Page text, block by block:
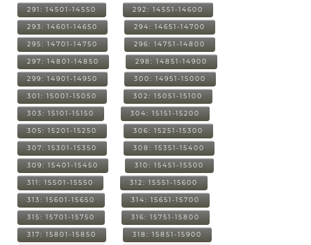
291: 14501-14550 292: 14551-14600
293: 14601-14650 294: 14651-14700
295: 14701-14750 296: 14751-14800
297: 14801-14850 298: 14851-14900
299: 14901-14950 300: 14951-15000
301: 15001-15050 302: 15051-15100
303: 15101-15150 304: 15151-15200
305: 15201-15250 306: 15251-15300
307: 15301-15350 308: 15351-15400
309: 15401-15450 310: 15451-15500
311: 15501-15550 312: 15551-15600
313: 15601-15650 314: 15651-15700
315: 15701-15750 316: 15751-15800
317: 15801-15850 318: 15851-15900